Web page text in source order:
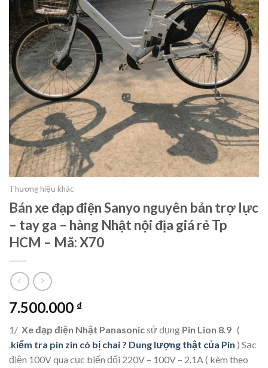
Thương hiệu khác
Bán xe đạp điện Sanyo nguyên bản trợ lực
– tay ga – hàng Nhật nội địa giá rẻ Tp
HCM – Mã: X70
7.500.000 ₫
1/ Xe đạp điện Nhật Panasonicsử dụng Pin Lion 8.9 (
.kiểm tra pin zin có bị chai ? Dung lượng thật của Pin ) Sạc
điện 100V qua cục biến đổi 220V – 100V – 2.1A ( kèm theo